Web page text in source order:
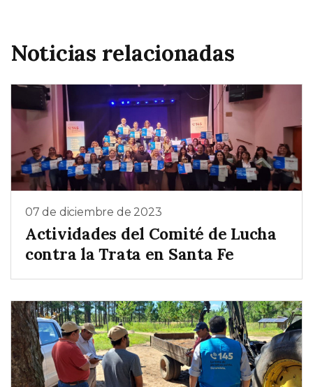
Noticias relacionadas
07 de diciembre de 2023
Actividades del Comité de Lucha
contra la Trata en Santa Fe